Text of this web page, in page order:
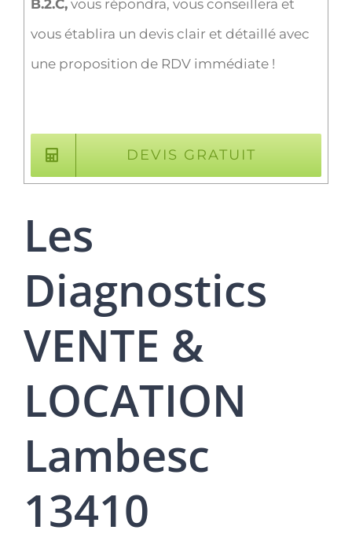
B.2.C,vous répondra, vous conseillera et
vous établira un devis clair et détaillé avec
une proposition de RDV immédiate !
DEVIS GRATUIT
Les
Diagnostics
VENTE &
LOCATION
Lambesc
13410